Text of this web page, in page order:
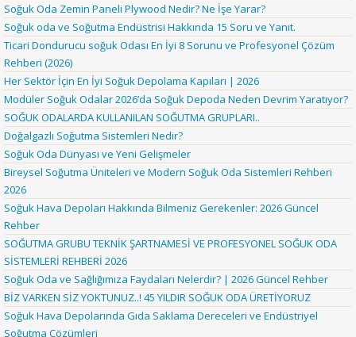
Soğuk Oda Zemin Paneli Plywood Nedir? Ne İşe Yarar?
Soğuk oda ve Soğutma Endüstrisi Hakkında 15 Soru ve Yanıt.
Ticari Dondurucu soğuk Odası En İyi 8 Sorunu ve Profesyonel Çözüm
Rehberi (2026)
Her Sektör İçin En İyi Soğuk Depolama Kapıları | 2026
Modüler Soğuk Odalar 2026’da Soğuk Depoda Neden Devrim Yaratıyor?
SOĞUK ODALARDA KULLANILAN SOĞUTMA GRUPLARI..
Doğalgazlı Soğutma Sistemleri Nedir?
Soğuk Oda Dünyası ve Yeni Gelişmeler
Bireysel Soğutma Üniteleri ve Modern Soğuk Oda Sistemleri Rehberi
2026
Soğuk Hava Depoları Hakkında Bilmeniz Gerekenler: 2026 Güncel
Rehber
SOĞUTMA GRUBU TEKNİK ŞARTNAMESİ VE PROFESYONEL SOĞUK ODA
SİSTEMLERİ REHBERİ 2026
Soğuk Oda ve Sağlığımıza Faydaları Nelerdir? | 2026 Güncel Rehber
BİZ VARKEN SİZ YOKTUNUZ..! 45 YILDIR SOĞUK ODA ÜRETİYORUZ
Soğuk Hava Depolarında Gıda Saklama Dereceleri ve Endüstriyel
Soğutma Çözümleri